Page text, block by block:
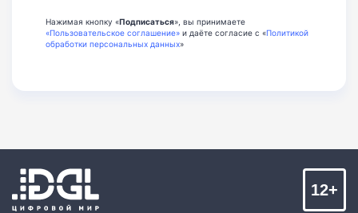
Нажимая кнопку «Подписаться», вы принимаете
«Пользовательское соглашение» и даёте согласие с «Политикой
обработки персональных данных»
12+